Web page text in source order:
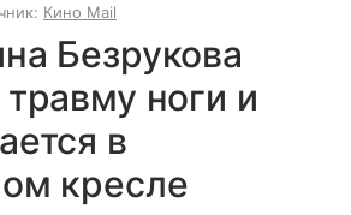
Кино Mail
Безрукова
ноги и
в
кресле